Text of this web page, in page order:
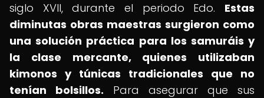
siglo XVII, durante el periodo Edo. Estas
diminutas obras maestras surgieron como
una solución práctica para los samuráis y
la clase mercante, quienes utilizaban
kimonos y túnicas tradicionales que no
tenían bolsillos. Para asegurar que sus